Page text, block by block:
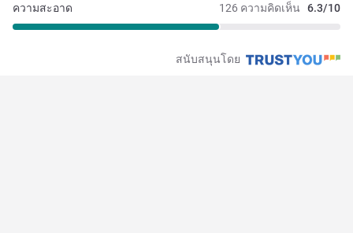
126 ความคิดเห็น 6.3/10
ความสะอาด
สนับสนุนโดย